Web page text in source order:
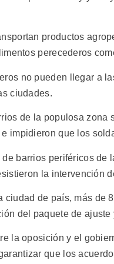
productos
perecederos
no pueden llegar a
ciudades.
de la populosa zona
impidieron que los
de barrios periféricos
la intervención
ciudad de país, más de
del paquete de ajuste
la oposición y el
que los